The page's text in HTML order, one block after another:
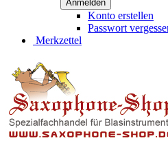
Konto erstellen
Passwort
Merkzettel